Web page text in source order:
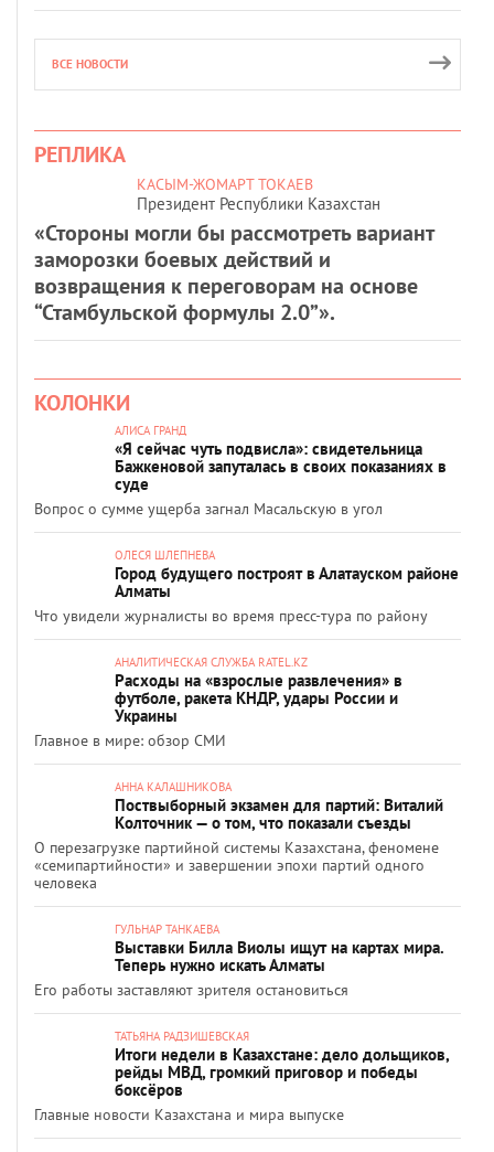
ВСЕ НОВОСТИ
РЕПЛИКА
КАСЫМ-ЖОМАРТ ТОКАЕВ
Президент Республики Казахстан
«Стороны могли бы рассмотреть вариант
заморозки боевых действий и
возвращения к переговорам на основе
“Стамбульской формулы 2.0”».
КОЛОНКИ
АЛИСА ГРАНД
«Я сейчас чуть подвисла»: свидетельница
Бажкеновой запуталась в своих показаниях в
суде
Вопрос о сумме ущерба загнал Масальскую в угол
ОЛЕСЯ ШЛЕПНЕВА
Город будущего построят в Алатауском районе
Алматы
Что увидели журналисты во время пресс-тура по району
АНАЛИТИЧЕСКАЯ СЛУЖБА RATEL.KZ
Расходы на «взрослые развлечения» в
футболе, ракета КНДР, удары России и
Украины
Главное в мире: обзор СМИ
АННА КАЛАШНИКОВА
Поствыборный экзамен для партий: Виталий
Колточник — о том, что показали съезды
О перезагрузке партийной системы Казахстана, феномене
«семипартийности» и завершении эпохи партий одного
человека
ГУЛЬНАР ТАНКАЕВА
Выставки Билла Виолы ищут на картах мира.
Теперь нужно искать Алматы
Его работы заставляют зрителя остановиться
ТАТЬЯНА РАДЗИШЕВСКАЯ
Итоги недели в Казахстане: дело дольщиков,
рейды МВД, громкий приговор и победы
боксёров
Главные новости Казахстана и мира выпуске